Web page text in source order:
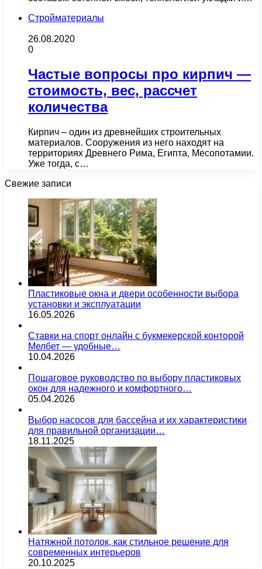
Стройматериалы
26.08.2020
0
Частые вопросы про кирпич —
стоимость, вес, рассчет
количества
Кирпич – один из древнейших строительных
материалов. Сооружения из него находят на
территориях Древнего Рима, Египта, Месопотамии.
Уже тогда, с…
Свежие записи
Пластиковые окна и двери особенности выбора
установки и эксплуатации
16.05.2026
Ставки на спорт онлайн с букмекерской конторой
Мелбет — удобные…
10.04.2026
Пошаговое руководство по выбору пластиковых
окон для надежного и комфортного…
05.04.2026
Выбор насосов для бассейна и их характеристики
для правильной организации…
18.11.2025
Натяжной потолок, как стильное решение для
современных интерьеров
20.10.2025